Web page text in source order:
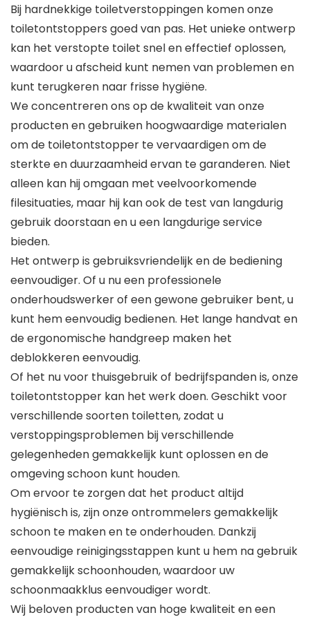
Bij hardnekkige toiletverstoppingen komen onze
toiletontstoppers goed van pas. Het unieke ontwerp
kan het verstopte toilet snel en effectief oplossen,
waardoor u afscheid kunt nemen van problemen en
kunt terugkeren naar frisse hygiëne.
We concentreren ons op de kwaliteit van onze
producten en gebruiken hoogwaardige materialen
om de toiletontstopper te vervaardigen om de
sterkte en duurzaamheid ervan te garanderen. Niet
alleen kan hij omgaan met veelvoorkomende
filesituaties, maar hij kan ook de test van langdurig
gebruik doorstaan en u een langdurige service
bieden.
Het ontwerp is gebruiksvriendelijk en de bediening
eenvoudiger. Of u nu een professionele
onderhoudswerker of een gewone gebruiker bent, u
kunt hem eenvoudig bedienen. Het lange handvat en
de ergonomische handgreep maken het
deblokkeren eenvoudig.
Of het nu voor thuisgebruik of bedrijfspanden is, onze
toiletontstopper kan het werk doen. Geschikt voor
verschillende soorten toiletten, zodat u
verstoppingsproblemen bij verschillende
gelegenheden gemakkelijk kunt oplossen en de
omgeving schoon kunt houden.
Om ervoor te zorgen dat het product altijd
hygiënisch is, zijn onze ontrommelers gemakkelijk
schoon te maken en te onderhouden. Dankzij
eenvoudige reinigingsstappen kunt u hem na gebruik
gemakkelijk schoonhouden, waardoor uw
schoonmaakklus eenvoudiger wordt.
Wij beloven producten van hoge kwaliteit en een